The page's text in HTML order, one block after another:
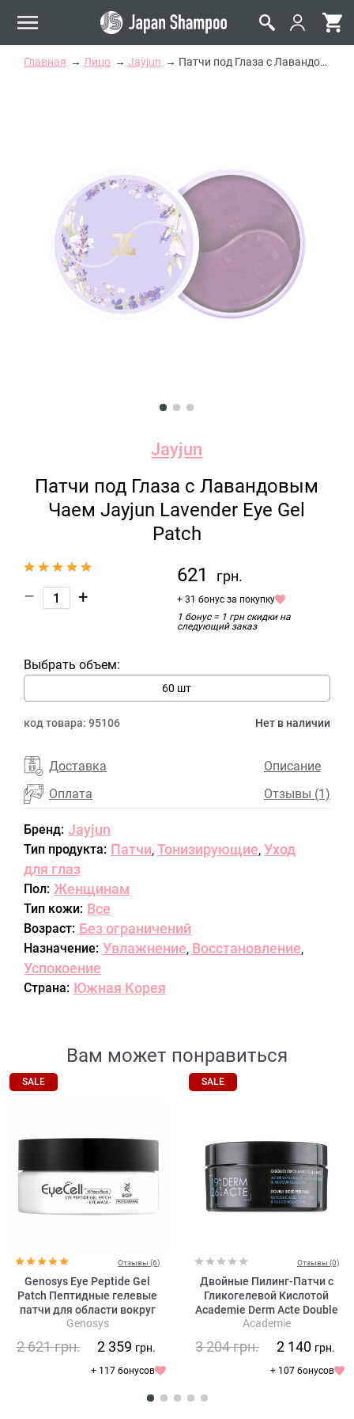
Главная Лицо Jayjun Патчи под Глаза с Лавандовым Чаем Jayjun Lavender Eye Gel Patch
Jayjun
Патчи под Глаза с Лавандовым
Чаем Jayjun Lavender Eye Gel
Patch
– +
621 грн.
+ 31 бонус за покупку
1 бонус = 1 грн скидки на
следующий заказ
Выбрать объем:
60 шт
код товара: 95106 Нет в наличии
Доставка
Оплата
Описание
Отзывы (1)
Бренд: Jayjun
Тип продукта: Патчи, Тонизирующие, Уход
для глаз
Пол: Женщинам
Тип кожи: Все
Возраст: Без ограничений
Назначение: Увлажнение, Восстановление,
Успокоение
Страна: Южная Корея
Вам может понравиться
SALE
Отзывы (6)
Genosys Eye Peptide Gel
Patch Пептидные гелевые
патчи для области вокруг
глаз
Genosys
2 621грн. 2 359 грн.
+ 117 бонусов
SALE
Отзывы (0)
Двойные Пилинг-Патчи с
Гликогелевой Кислотой
Academie Derm Acte Double
Sided Peel Pads
Academie
3 204грн. 2 140 грн.
+ 107 бонусов